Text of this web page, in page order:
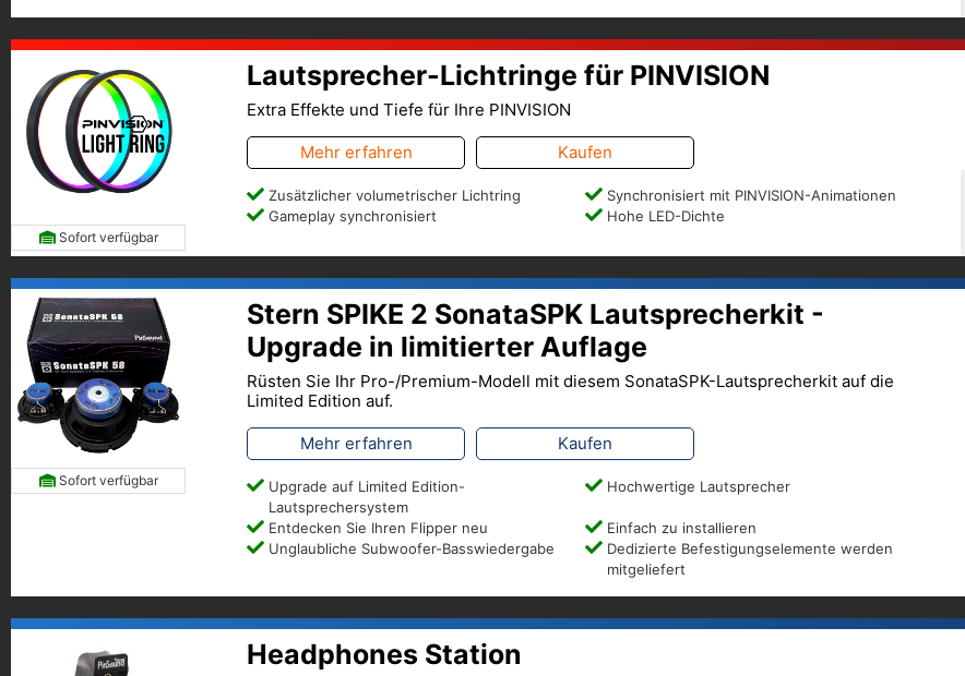
Sofort verfügbar
Lautsprecher-Lichtringe für PINVISION
Extra Effekte und Tiefe für Ihre PINVISION
Mehr erfahren Kaufen
Zusätzlicher volumetrischer Lichtring
Synchronisiert mit PINVISION-Animationen
Gameplay synchronisiert
Hohe LED-Dichte
Sofort verfügbar
Stern SPIKE 2 SonataSPK Lautsprecherkit -
Upgrade in limitierter Auflage
Rüsten Sie Ihr Pro-/Premium-Modell mit diesem SonataSPK-Lautsprecherkit auf die
Limited Edition auf.
Mehr erfahren Kaufen
Upgrade auf Limited Edition-
Lautsprechersystem
Hochwertige Lautsprecher
Entdecken Sie Ihren Flipper neu
Einfach zu installieren
Unglaubliche Subwoofer-Basswiedergabe
Dedizierte Befestigungselemente werden
mitgeliefert
Headphones Station